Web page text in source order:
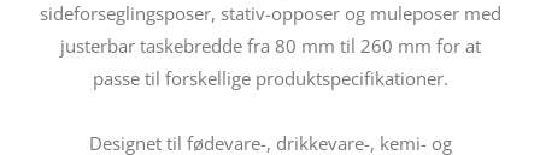
sideforseglingsposer, stativ-opposer og muleposer med
justerbar taskebredde fra 80 mm til 260 mm for at
passe til forskellige produktspecifikationer.
Designet til fødevare-, drikkevare-, kemi- og